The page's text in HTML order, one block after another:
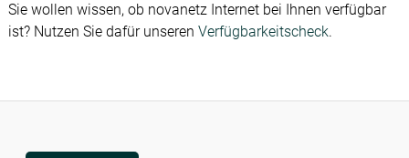
Sie wollen wissen, ob novanetz Internet bei Ihnen verfügbar
ist? Nutzen Sie dafür unseren Verfügbarkeitscheck.